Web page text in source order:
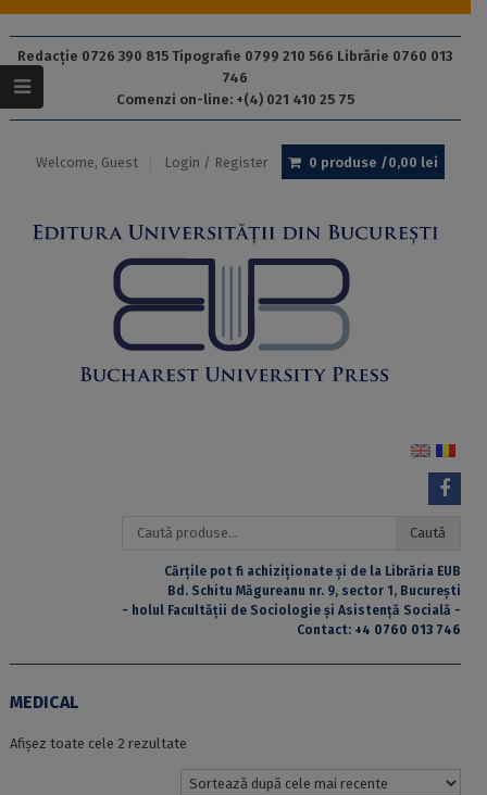
Redacție 0726 390 815 Tipografie 0799 210 566 Librărie 0760 013
746
Comenzi on-line: +(4) 021 410 25 75
Welcome, Guest Login / Register 0 produse /0,00 lei
Caută
Caută
Cărțile pot fi achiziționate și de la Librăria EUB
Bd. Schitu Măgureanu nr. 9, sector 1, București
- holul Facultății de Sociologie și Asistență Socială -
Contact: +4 0760 013 746
MEDICAL
Afișez toate cele 2 rezultateSortat
cele